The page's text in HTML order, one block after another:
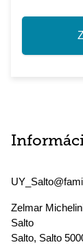
Zelmar
Salto
Salto, Salto